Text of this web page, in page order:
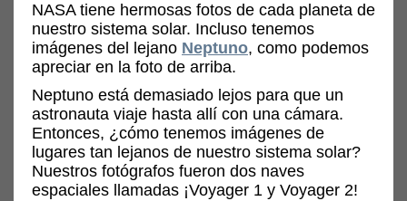
NASA tiene hermosas fotos de cada planeta de
nuestro sistema solar. Incluso tenemos
imágenes del lejano Neptuno, como podemos
apreciar en la foto de arriba.
Neptuno está demasiado lejos para que un
astronauta viaje hasta allí con una cámara.
Entonces, ¿cómo tenemos imágenes de
lugares tan lejanos de nuestro sistema solar?
Nuestros fotógrafos fueron dos naves
espaciales llamadas ¡Voyager 1 y Voyager 2!